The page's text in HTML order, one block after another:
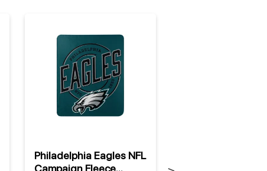
Philadelphia Eagles NFL